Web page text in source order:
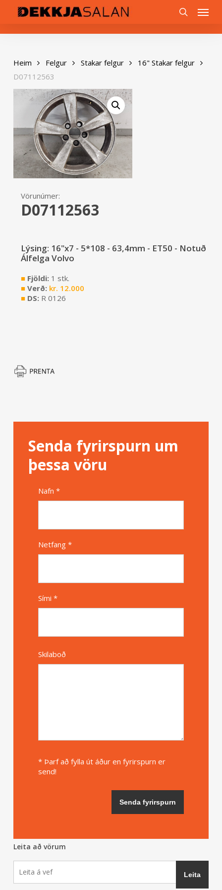
content
Menu
Heim Felgur Stakar felgur
16" Stakar felgur
D07112563
Vörunúmer:
D07112563
Lýsing: 16"x7 - 5*108 - 63,4mm - ET50 - Notuð
Álfelga Volvo
■Fjöldi: 1 stk.
■Verð: kr. 12.000
■DS: R 0126
Senda fyrirspurn um
þessa vöru
Nafn *
Netfang *
Sími *
Skilaboð
* Þarf að fylla út áður en fyrirspurn er
send!
Leita að vörum